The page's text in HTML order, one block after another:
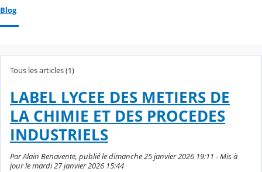
Blog
Tous les articles (1)
LABEL LYCEE DES METIERS DE
LA CHIMIE ET DES PROCEDES
INDUSTRIELS
Par Alain Benavente, publié le dimanche 25 janvier 2026 19:11 - Mis à
jour le mardi 27 janvier 2026 15:44